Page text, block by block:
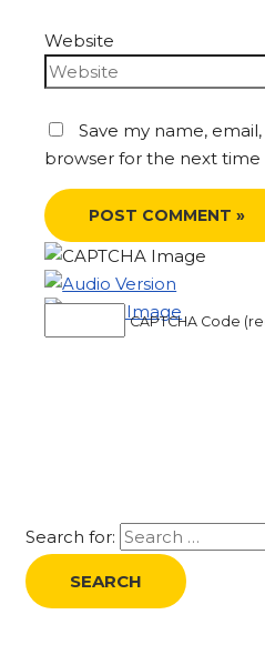
Website
Save my name,
browser for the next
CAPTCHA Code
Search for: